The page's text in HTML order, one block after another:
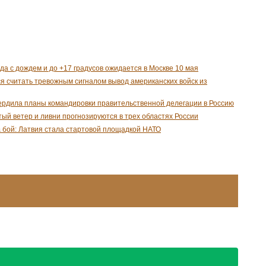
с дождем и до +17 градусов ожидается в Москве 10 мая
считать тревожным сигналом вывод американских войск из
планы командировки правительственной делегации в Россию
ветер и ливни прогнозируются в трех областях России
бой: Латвия стала стартовой площадкой НАТО